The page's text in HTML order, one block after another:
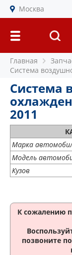
Москва
Главная
Система
Система
2011
Марка
Модель
Кузов
К сожалению
позвоните